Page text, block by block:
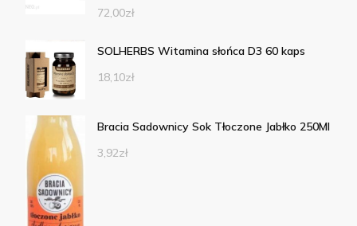
72,00zł
SOLHERBS Witamina słońca D3 60 kaps
18,10zł
Bracia Sadownicy Sok Tłoczone Jabłko 250Ml
3,92zł